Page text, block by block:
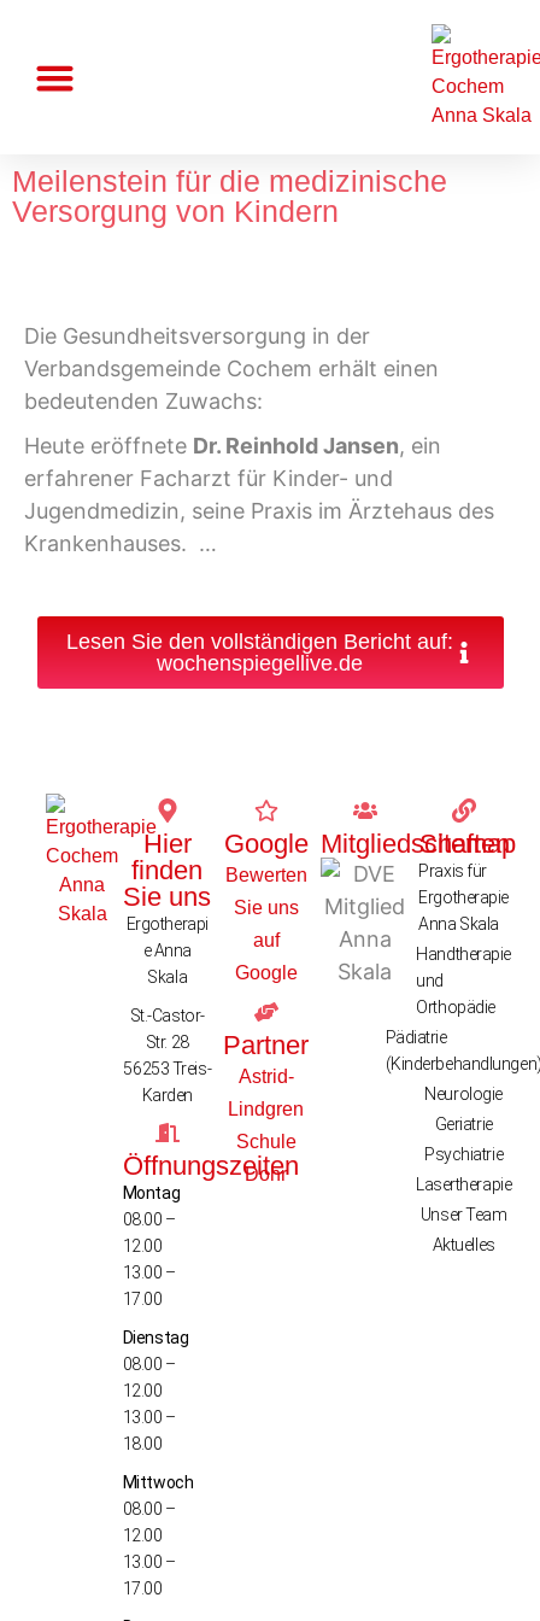
Meilenstein für die medizinische
Versorgung von Kindern
Die Gesundheitsversorgung in der
Verbandsgemeinde Cochem erhält einen
bedeutenden Zuwachs:
Heute eröffnete Dr. Reinhold Jansen, ein
erfahrener Facharzt für Kinder- und
Jugendmedizin, seine Praxis im Ärztehaus des
Krankenhauses. …
Lesen Sie den vollständigen Bericht auf:
wochenspiegellive.de
Hier
finden
Sie uns
Ergotherapi
e Anna
Skala
St.-Castor-
Str. 28
56253 Treis-
Karden
Öffnungszeiten
Montag
08.00 –
12.00
13.00 –
17.00
Dienstag
08.00 –
12.00
13.00 –
18.00
Mittwoch
08.00 –
12.00
13.00 –
17.00
Google
Bewerten
Sie uns
auf
Google
Partner
Astrid-
Lindgren
Schule
Dohr
Mitgliedschaften
Sitemap
Praxis für
Ergotherapie
Anna Skala
Handtherapie
und
Orthopädie
Pädiatrie
Neurologie
Geriatrie
Psychiatrie
Lasertherapie
Unser Team
Aktuelles